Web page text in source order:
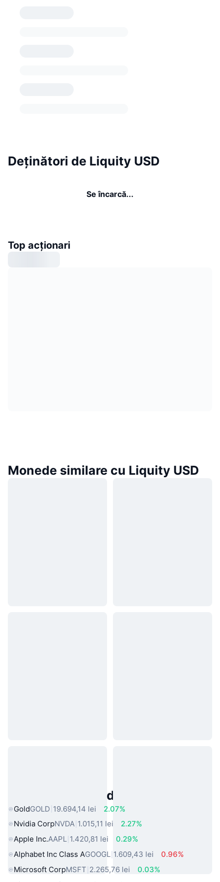
Deținători de Liquity USD
Se încarcă...
Top acționari
Monede similare cu Liquity USD
Active Populare din Lumea Reală
GoldGOLD 19.694,14 lei
2.07%
Nvidia CorpNVDA 1.015,11 lei
2.27%
Apple Inc.AAPL 1.420,81 lei
0.29%
Alphabet Inc Class AGOOGL 1.609,43 lei
0.96%
Microsoft CorpMSFT 2.265,76 lei
0.03%